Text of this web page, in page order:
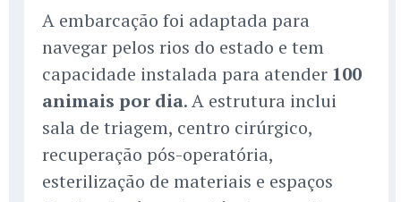
A embarcação foi adaptada para
navegar pelos rios do estado e tem
capacidade instalada para atender 100
animais por dia. A estrutura inclui
sala de triagem, centro cirúrgico,
recuperação pós-operatória,
esterilização de materiais e espaços